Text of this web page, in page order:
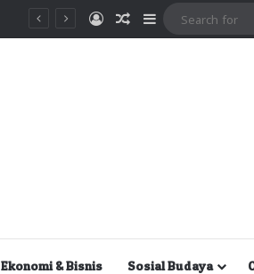
MasukRandom Article
Sidebar
Ekonomi & Bisnis Sosial Budaya